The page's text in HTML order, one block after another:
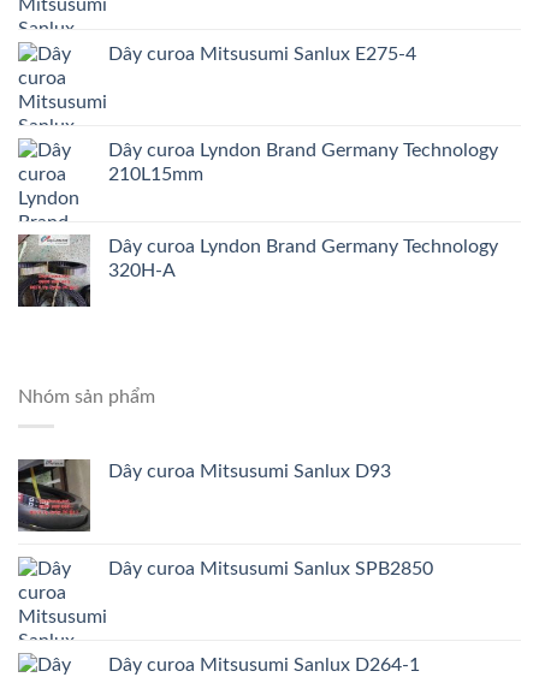
Dây curoa Mitsusumi Sanlux E275-4
Dây curoa Lyndon Brand Germany Technology
210L15mm
Dây curoa Lyndon Brand Germany Technology
320H-A
Nhóm sản phẩm
Dây curoa Mitsusumi Sanlux D93
Dây curoa Mitsusumi Sanlux SPB2850
Dây curoa Mitsusumi Sanlux D264-1